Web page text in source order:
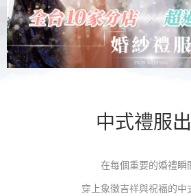
中式禮服
在每個重要的婚禮瞬
穿上象徵吉祥與祝福的中